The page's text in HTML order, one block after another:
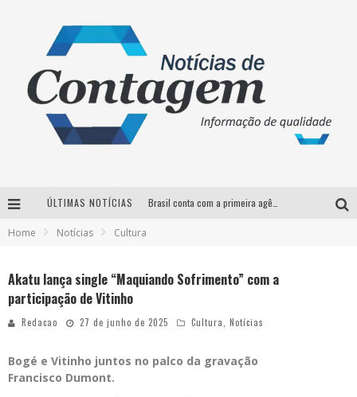
ÚLTIMAS NOTÍCIAS
Home Notícias Cultura
Akatu lança single “Maquiando Sofrimento” com a
participação de Vitinho
Redacao 27 de junho de 2025 Cultura Notícias
Bogé e Vitinho juntos no palco da gravação
Francisco Dumont.